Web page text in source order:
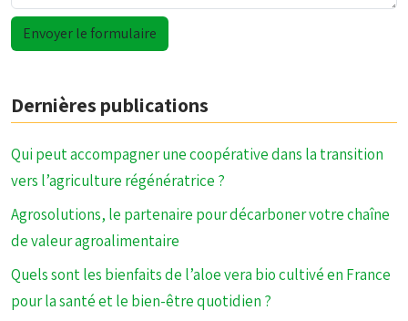
Dernières publications
Qui peut accompagner une coopérative dans la transition
vers l’agriculture régénératrice ?
Agrosolutions, le partenaire pour décarboner votre chaîne
de valeur agroalimentaire
Quels sont les bienfaits de l’aloe vera bio cultivé en France
pour la santé et le bien-être quotidien ?